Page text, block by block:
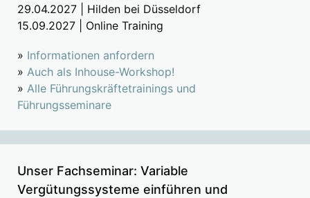
29.04.2027 | Hilden bei Düsseldorf
15.09.2027 | Online Training
» Informationen anfordern
» Auch als Inhouse-Workshop!
» Alle Führungskräftetrainings und
Führungsseminare
Unser Fachseminar: Variable
Vergütungssysteme einführen und